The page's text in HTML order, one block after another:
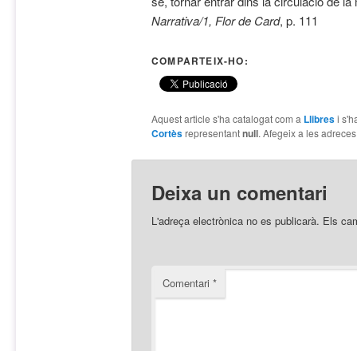
Narrativa/1, Flor de Card, p. 111
COMPARTEIX-HO:
Aquest article s'ha catalogat com a Llibresi
Cortèsrepresentantnull. Afegeix a les
Deixa un comentari
L'adreça electrònica no es publicarà. Els
Comentari *